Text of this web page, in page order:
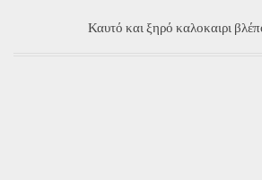
Καυτό και ξηρό καλοκαιρι